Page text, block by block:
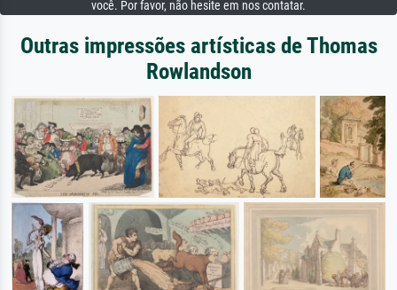
você. Por favor, não hesite em nos contatar.
Outras impressões artísticas de Thomas
Rowlandson